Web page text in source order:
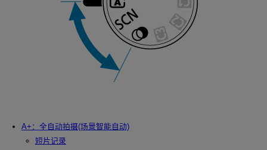
A+：全自动拍摄(场景智能自动)
短片记录